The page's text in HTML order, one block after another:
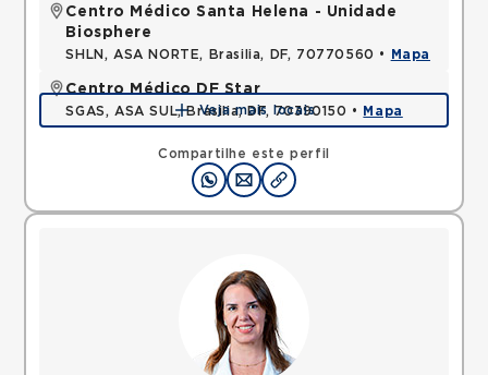
Compartilhe este perfil
Centro Médico Santa Helena - Unidade
Biosphere
SHLN, ASA NORTE, Brasilia, DF, 70770560 • Mapa
Centro Médico DF Star
SGAS, ASA SUL, Brasilia, DF, 70390150 • Mapa
Veja mais locais